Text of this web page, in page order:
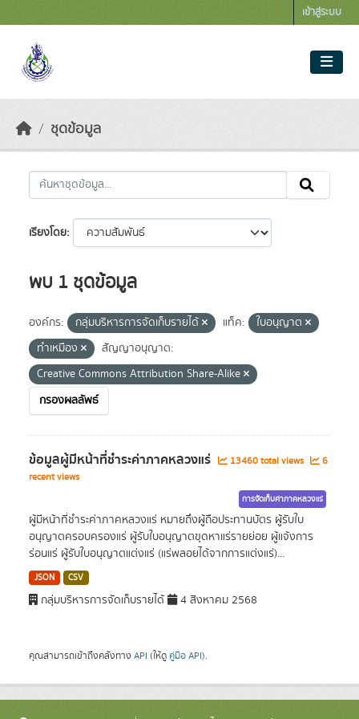
เข้าสู่ระบบ
ชุดข้อมูล
เรียงโดย
พบ 1 ชุดข้อมูล
องค์กร: กลุ่มบริหารการจัดเก็บรายได้ แท็ค:
ใบอนุญาต
ทำเหมือง
สัญญาอนุญาต:
Creative Commons Attribution Share-Alike
กรองผลลัพธ์
ข้อมูลผู้มีหน้าที่ชำระค่าภาคหลวงแร่ 13460 total views
6
recent views
การจัดเก็บค่าภาคหลวงแร่
ผู้มีหน้าที่ชำระค่าภาคหลวงแร่ หมายถึงผู้ถือประทานบัตร ผู้รับใบ
อนุญาตครอบครองแร่ ผู้รับใบอนุญาตขุดหาแร่รายย่อย ผู้แจ้งการ
ร่อนแร่ ผู้รับใบอนุญาตแต่งแร่ (แร่พลอยได้จากการแต่งแร่)...
JSON CSV
กลุ่มบริหารการจัดเก็บรายได้ 4 สิงหาคม 2568
คุณสามารถเข้าถึงคลังทาง API (ให้ดู คู่มือ API).